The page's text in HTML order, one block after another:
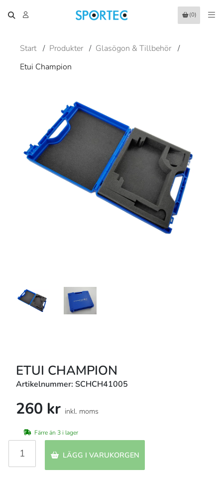
(0)
Start / Produkter / Glasögon & Tillbehör /
Etui Champion
ETUI CHAMPION
Artikelnummer: SCHCH41005
260 kr inkl. moms
Färre än 3 i lager
LÄGG I VARUKORGEN